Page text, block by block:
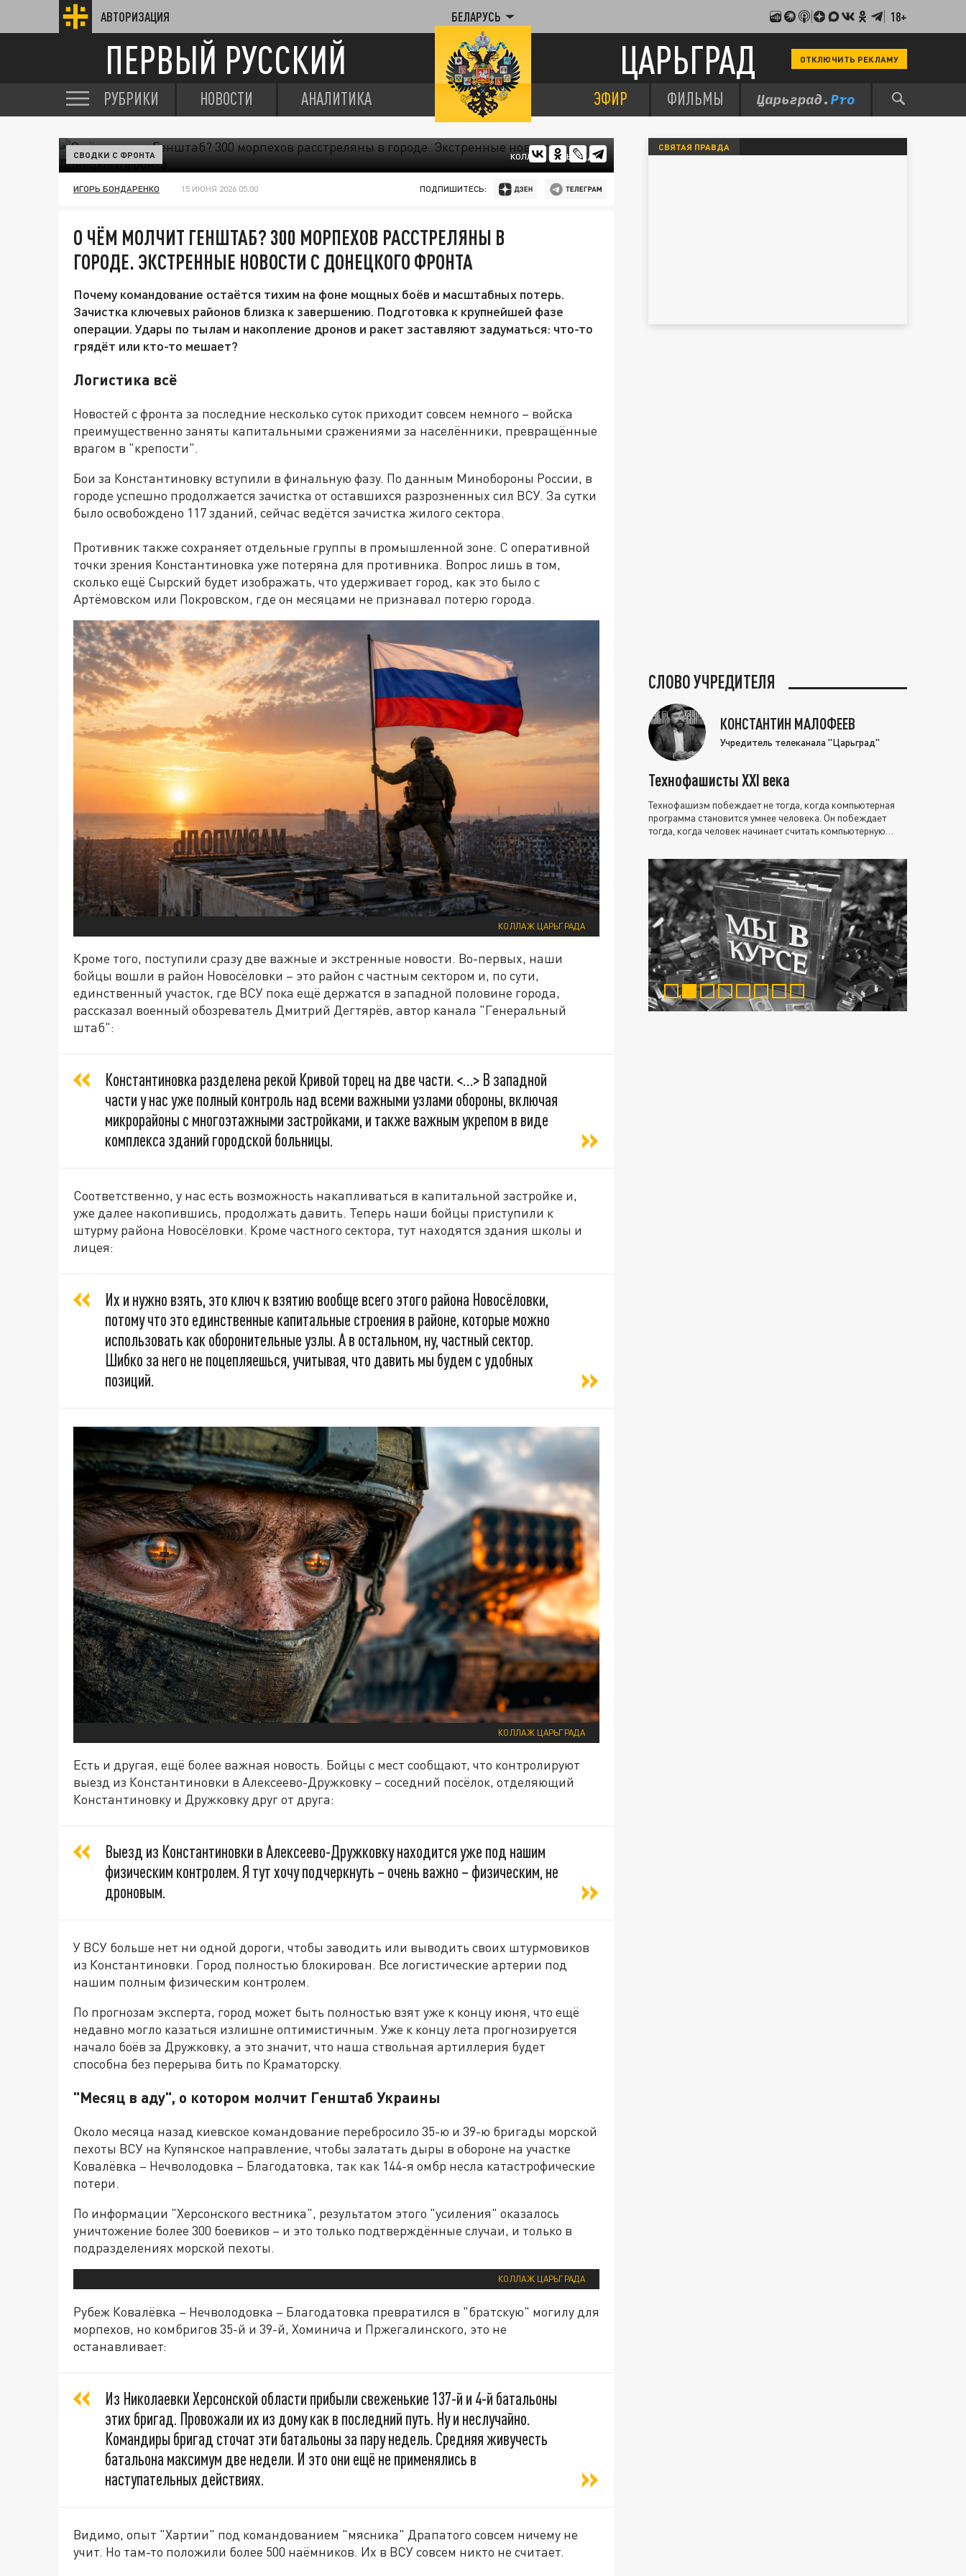
АВТОРИЗАЦИЯ БЕЛАРУСЬ 18+
ПЕРВЫЙ РУССКИЙ ЦАРЬГРАД ОТКЛЮЧИТЬ РЕКЛАМУ
РУБРИКИ НОВОСТИ АНАЛИТИКА ЭФИР ФИЛЬМЫ
КОЛЛАЖ ЦАРЬГРАДА
СВОДКИ С ФРОНТА
ИГОРЬ БОНДАРЕНКО 15 ИЮНЯ 2026 05:00 ПОДПИШИТЕСЬ:
О ЧЁМ МОЛЧИТ ГЕНШТАБ? 300 МОРПЕХОВ РАССТРЕЛЯНЫ В
ГОРОДЕ. ЭКСТРЕННЫЕ НОВОСТИ С ДОНЕЦКОГО ФРОНТА
Почему командование остаётся тихим на фоне мощных боёв и масштабных потерь.
Зачистка ключевых районов близка к завершению. Подготовка к крупнейшей фазе
операции. Удары по тылам и накопление дронов и ракет заставляют задуматься: что-то
грядёт или кто-то мешает?
Логистика всё
Новостей с фронта за последние несколько суток приходит совсем немного – войска
преимущественно заняты капитальными сражениями за населённики, превращённые
врагом в "крепости".
Бои за Константиновку вступили в финальную фазу. По данным Минобороны России, в
городе успешно продолжается зачистка от оставшихся разрозненных сил ВСУ. За сутки
было освобождено 117 зданий, сейчас ведётся зачистка жилого сектора.
Противник также сохраняет отдельные группы в промышленной зоне. С оперативной
точки зрения Константиновка уже потеряна для противника. Вопрос лишь в том,
сколько ещё Сырский будет изображать, что удерживает город, как это было с
Артёмовском или Покровском, где он месяцами не признавал потерю города.
КОЛЛАЖ ЦАРЬГРАДА
Кроме того, поступили сразу две важные и экстренные новости. Во-первых, наши
бойцы вошли в район Новосёловки – это район с частным сектором и, по сути,
единственный участок, где ВСУ пока ещё держатся в западной половине города,
рассказал военный обозреватель Дмитрий Дегтярёв, автор канала "Генеральный
штаб":
Константиновка разделена рекой Кривой торец на две части. <…> В западной
части у нас уже полный контроль над всеми важными узлами обороны, включая
микрорайоны с многоэтажными застройками, и также важным укрепом в виде
комплекса зданий городской больницы.
Соответственно, у нас есть возможность накапливаться в капитальной застройке и,
уже далее накопившись, продолжать давить. Теперь наши бойцы приступили к
штурму района Новосёловки. Кроме частного сектора, тут находятся здания школы и
лицея:
Их и нужно взять, это ключ к взятию вообще всего этого района Новосёловки,
потому что это единственные капитальные строения в районе, которые можно
использовать как оборонительные узлы. А в остальном, ну, частный сектор.
Шибко за него не поцепляешься, учитывая, что давить мы будем с удобных
позиций.
КОЛЛАЖ ЦАРЬГРАДА
Есть и другая, ещё более важная новость. Бойцы с мест сообщают, что контролируют
выезд из Константиновки в Алексеево-Дружковку – соседний посёлок, отделяющий
Константиновку и Дружковку друг от друга:
Выезд из Константиновки в Алексеево-Дружковку находится уже под нашим
физическим контролем. Я тут хочу подчеркнуть – очень важно – физическим, не
дроновым.
У ВСУ больше нет ни одной дороги, чтобы заводить или выводить своих штурмовиков
из Константиновки. Город полностью блокирован. Все логистические артерии под
нашим полным физическим контролем.
По прогнозам эксперта, город может быть полностью взят уже к концу июня, что ещё
недавно могло казаться излишне оптимистичным. Уже к концу лета прогнозируется
начало боёв за Дружковку, а это значит, что наша ствольная артиллерия будет
способна без перерыва бить по Краматорску.
"Месяц в аду", о котором молчит Генштаб Украины
Около месяца назад киевское командование перебросило 35-ю и 39-ю бригады морской
пехоты ВСУ на Купянское направление, чтобы залатать дыры в обороне на участке
Ковалёвка – Нечволодовка – Благодатовка, так как 144-я омбр несла катастрофические
потери.
По информации "Херсонского вестника", результатом этого "усиления" оказалось
уничтожение более 300 боевиков – и это только подтверждённые случаи, и только в
подразделениях морской пехоты.
КОЛЛАЖ ЦАРЬГРАДА
Рубеж Ковалёвка – Нечволодовка – Благодатовка превратился в "братскую" могилу для
морпехов, но комбригов 35-й и 39-й, Хоминича и Пржегалинского, это не
останавливает:
Из Николаевки Херсонской области прибыли свеженькие 137-й и 4-й батальоны
этих бригад. Провожали их из дому как в последний путь. Ну и неслучайно.
Командиры бригад сточат эти батальоны за пару недель. Средняя живучесть
батальона максимум две недели. И это они ещё не применялись в
наступательных действиях.
Видимо, опыт "Хартии" под командованием "мясника" Драпатого совсем ничему не
учит. Но там-то положили более 500 наёмников. Их в ВСУ совсем никто не считает.
СВЯТАЯ ПРАВДА
СЛОВО УЧРЕДИТЕЛЯ
КОНСТАНТИН МАЛОФЕЕВ
Учредитель телеканала "Царьград"
Технофашисты XXI века
Технофашизм побеждает не тогда, когда компьютерная
программа становится умнее человека. Он побеждает
тогда, когда человек начинает считать компьютерную